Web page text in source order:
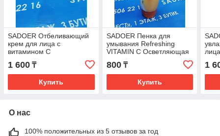
SADOER Отбеливающий
крем для лица с
витамином С
1 600 ₸
Купить
SADOER Пенка для
умывания Refreshing
VITAMIN C Осветляющая
ВИТАМИН С 100г
800₸
Купить
1
О нас
100% положительных из 5 отзывов за год